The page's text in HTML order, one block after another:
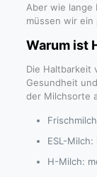
Aber wie lange
müssen wir ein
Warum ist
Die Haltbarkeit
Gesundheit
der Milchsorte
ESL-
H-Milch: